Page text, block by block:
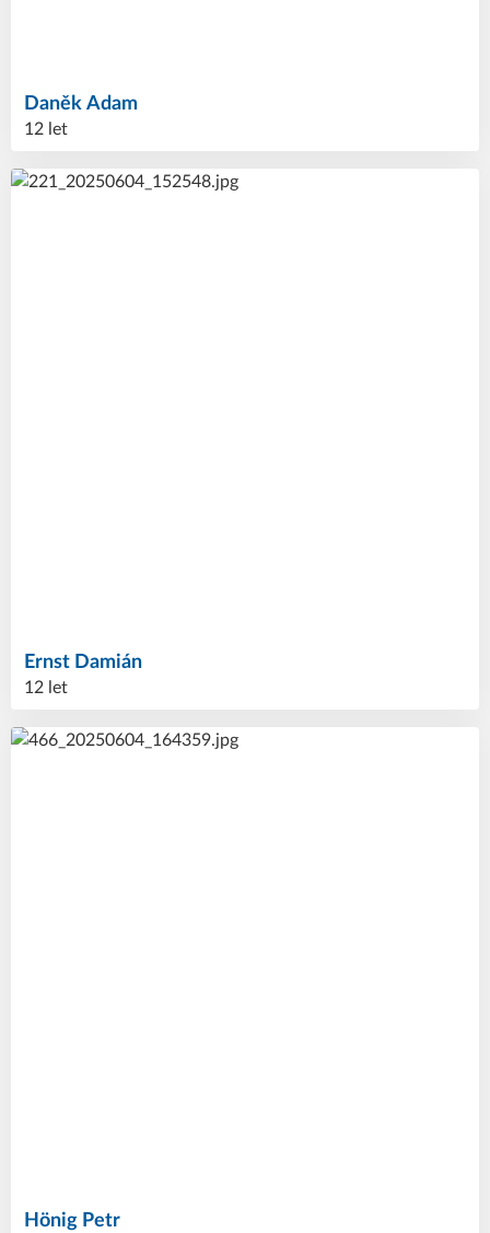
Adam
Daněk
12 let
Damián
Ernst
12 let
Petr
Hönig